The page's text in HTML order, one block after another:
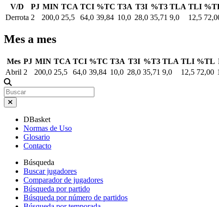
V/D PJ MIN TCA TCI %TC T3A T3I %T3 TLA TLI
Derrota 2 200,0 25,5 64,0 39,84 10,0 28,0 35,71 9,0 12,5
Mes a mes
Mes PJ MIN TCA TCI %TC T3A T3I %T3 TLA TLI %TL
Abril 2 200,0 25,5 64,0 39,84 10,0 28,0 35,71 9,0 12,5 72,00
DBasket
Normas de Uso
Glosario
Contacto
Búsqueda
Buscar jugadores
Comparador de jugadores
Búsqueda por partido
Búsqueda por número de partidos